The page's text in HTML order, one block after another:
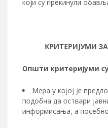
који су прекинули
КРИТЕРИЈУМИ
Општи критеријуми
Мера у којој је
подобна да оствари
информисања, а